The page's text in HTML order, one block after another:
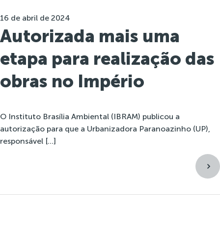
16 de abril de 2024
Autorizada mais uma
etapa para realização das
obras no Império
O Instituto Brasília Ambiental (IBRAM) publicou a
autorização para que a Urbanizadora Paranoazinho (UP),
responsável […]